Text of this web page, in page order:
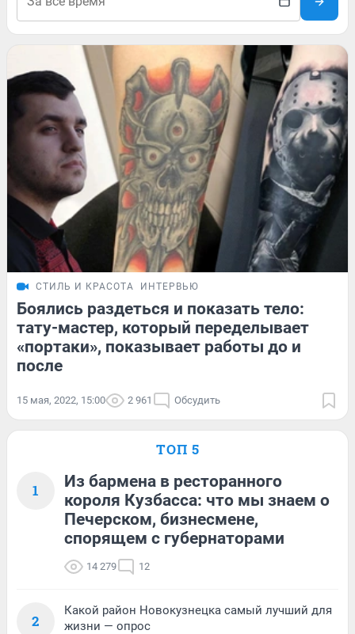
СТИЛЬ И КРАСОТА ИНТЕРВЬЮ
Боялись раздеться и показать тело:
тату-мастер, который переделывает
«портаки», показывает работы до и
после
15 мая, 2022, 15:00 2 961 Обсудить
ТОП 5
1
Из бармена в ресторанного
короля Кузбасса: что мы знаем о
Печерском, бизнесмене,
спорящем с губернаторами
14 279 12
2
Какой район Новокузнецка самый лучший для
жизни — опрос